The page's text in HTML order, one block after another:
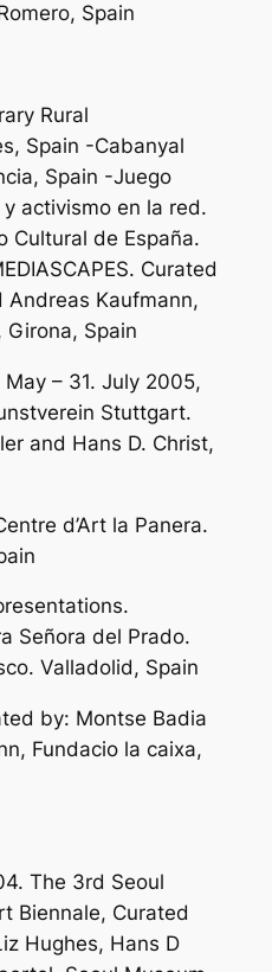
Spain
Rural
Spain -Cabanyal
Spain -Juego
activismo en la red.
Cultural de España.
Curated
Andreas Kaufmann,
Girona, Spain
– 31. July 2005,
Stuttgart.
and Hans D. Christ,
d’Art la Panera.
Señora del Prado.
Valladolid, Spain
by: Montse Badia
Fundacio la caixa,
The 3rd Seoul
Biennale, Curated
Hughes, Hans D